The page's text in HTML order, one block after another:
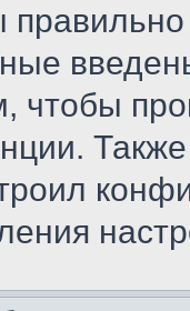
чтобы